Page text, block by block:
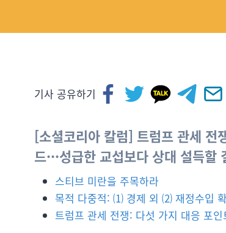
기사 공유하기
[소셜코리아 칼럼] 트럼프 관세 전
드···성급한 교섭보다 상대 설득
스티브 미란을 주목하라
목적 다중적: ⑴ 경제 외 ⑵ 재정수입
트럼프 관세 전쟁: 다섯 가지 대응 포인